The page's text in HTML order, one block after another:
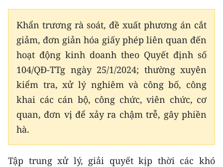
Khẩn trương rà soát, đề xuất phương án cắt
giảm, đơn giản hóa giấy phép liên quan đến
hoạt động kinh doanh theo Quyết định số
104/QĐ-TTg ngày 25/1/2024; thường xuyên
kiểm tra, xử lý nghiêm và công bố, công
khai các cán bộ, công chức, viên chức, cơ
quan, đơn vị để xảy ra chậm trễ, gây phiền
hà.
Tập trung xử lý, giải quyết kịp thời các khó